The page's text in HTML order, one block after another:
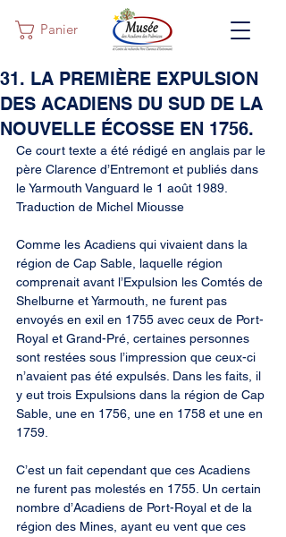
Panier
31. LA PREMIÈRE EXPULSION
DES ACADIENS DU SUD DE LA
NOUVELLE ÉCOSSE EN 1756.
Ce court texte a été rédigé en anglais par le
père Clarence d’Entremont et publiés dans
le Yarmouth Vanguard le 1 août 1989.
Traduction de Michel Miousse
Comme les Acadiens qui vivaient dans la
région de Cap Sable, laquelle région
comprenait avant l’Expulsion les Comtés de
Shelburne et Yarmouth, ne furent pas
envoyés en exil en 1755 avec ceux de Port-
Royal et Grand-Pré, certaines personnes
sont restées sous l’impression que ceux-ci
n’avaient pas été expulsés. Dans les faits, il
y eut trois Expulsions dans la région de Cap
Sable, une en 1756, une en 1758 et une en
1759.
C’est un fait cependant que ces Acadiens
ne furent pas molestés en 1755. Un certain
nombre d’Acadiens de Port-Royal et de la
région des Mines, ayant eu vent que ces